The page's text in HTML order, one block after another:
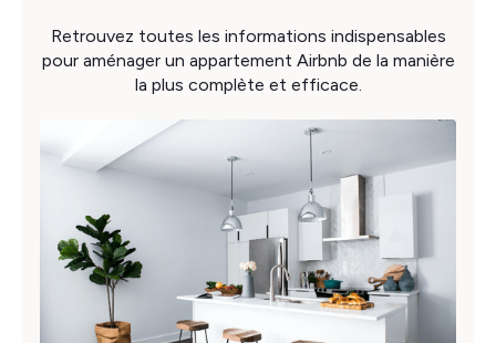
Retrouvez toutes les informations indispensables
pour aménager un appartement Airbnb de la manière
la plus complète et efficace.